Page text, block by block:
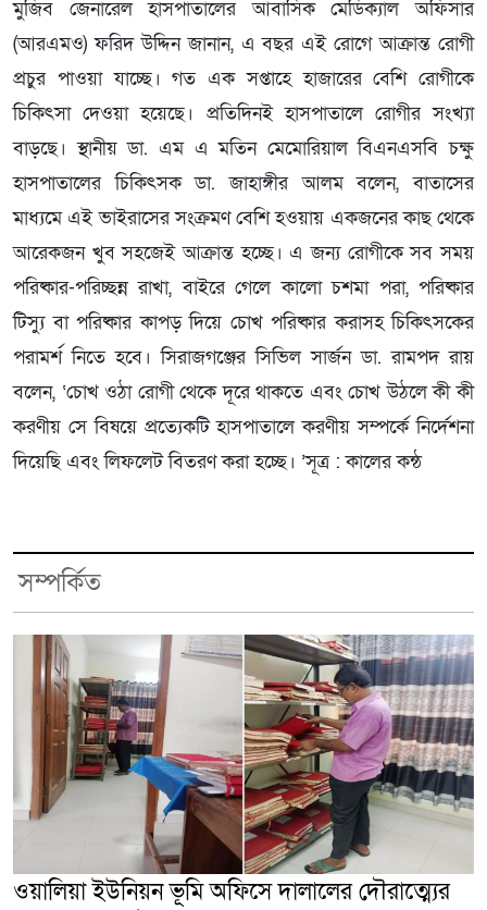
মুজিব জেনারেল হাসপাতালের আবাসিক মেডিক্যাল অফিসার
(আরএমও) ফরিদ উদ্দিন জানান, এ বছর এই রোগে আক্রান্ত রোগী
প্রচুর পাওয়া যাচ্ছে। গত এক সপ্তাহে হাজারের বেশি রোগীকে
চিকিৎসা দেওয়া হয়েছে। প্রতিদিনই হাসপাতালে রোগীর সংখ্যা
বাড়ছে। স্থানীয় ডা. এম এ মতিন মেমোরিয়াল বিএনএসবি চক্ষু
হাসপাতালের চিকিৎসক ডা. জাহাঙ্গীর আলম বলেন, বাতাসের
মাধ্যমে এই ভাইরাসের সংক্রমণ বেশি হওয়ায় একজনের কাছ থেকে
আরেকজন খুব সহজেই আক্রান্ত হচ্ছে। এ জন্য রোগীকে সব সময়
পরিষ্কার-পরিচ্ছন্ন রাখা, বাইরে গেলে কালো চশমা পরা, পরিষ্কার
টিস্যু বা পরিষ্কার কাপড় দিয়ে চোখ পরিষ্কার করাসহ চিকিৎসকের
পরামর্শ নিতে হবে। সিরাজগঞ্জের সিভিল সার্জন ডা. রামপদ রায়
বলেন, ‘চোখ ওঠা রোগী থেকে দূরে থাকতে এবং চোখ উঠলে কী কী
করণীয় সে বিষয়ে প্রত্যেকটি হাসপাতালে করণীয় সম্পর্কে নির্দেশনা
দিয়েছি এবং লিফলেট বিতরণ করা হচ্ছে। ’সূত্র : কালের কন্ঠ
সম্পর্কিত
ওয়ালিয়া ইউনিয়ন ভূমি অফিসে দালালের দৌরাত্ম্যের